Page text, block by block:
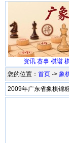
资讯 赛事 棋谱
您的位置： 首页 -> 象
2009年广东省象棋锦